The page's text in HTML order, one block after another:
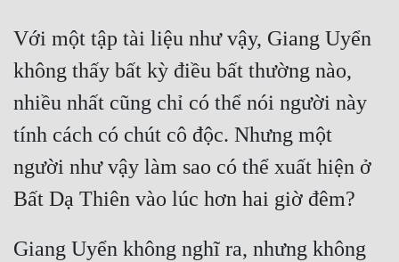
Với một tập tài liệu như vậy, Giang Uyển
không thấy bất kỳ điều bất thường nào,
nhiều nhất cũng chỉ có thể nói người này
tính cách có chút cô độc. Nhưng một
người như vậy làm sao có thể xuất hiện ở
Giang Uyển không nghĩ ra, nhưng không